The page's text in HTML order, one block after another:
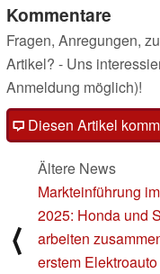
Kommentare
Fragen, Anregungen,
Artikel? - Uns
Anmeldung möglich)!
Diesen Artikel
⟨
Ältere News
Markteinführung
2025: Honda und
arbeiten
erstem Elektroauto